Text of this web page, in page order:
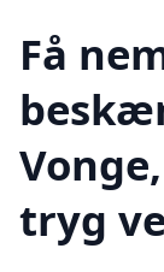
Få
tryg